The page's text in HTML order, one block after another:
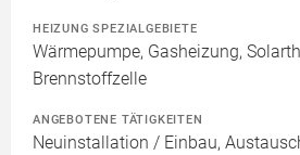
HEIZUNG SPEZIALGEBIETE
Wärmepumpe, Gasheizung,
Brennstoffzelle
ANGEBOTENE TÄTIGKEITEN
Neuinstallation / Einbau,